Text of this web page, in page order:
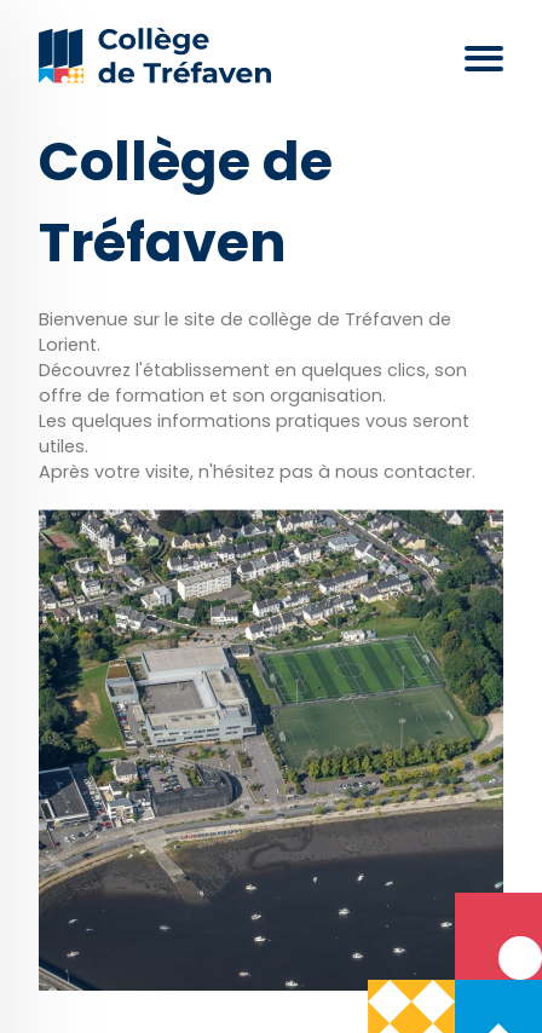
Collège de
Tréfaven
Bienvenue sur le site de collège de Tréfaven de
Lorient.
Découvrez l'établissement en quelques clics, son
offre de formation et son organisation.
Les quelques informations pratiques vous seront
utiles.
Après votre visite, n'hésitez pas à nous contacter.